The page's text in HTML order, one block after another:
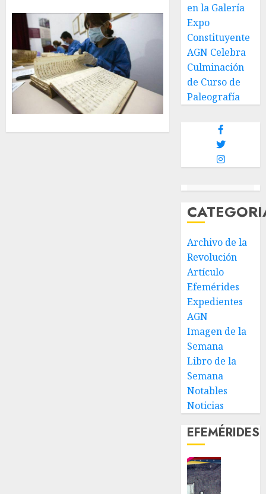
en la Galería
Expo
Constituyente
AGN Celebra
Culminación
de Curso de
Paleografía
Archivo de la
Revolución
Artículo
Efemérides
Expedientes
AGN
Imagen de la
Semana
Libro de la
Semana
Notables
Noticias
EFEMÉRIDES